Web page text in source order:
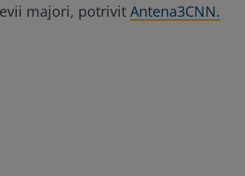
majori, potrivit Antena3CNN.